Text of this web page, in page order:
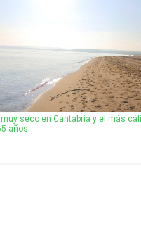
seco en Cantabria y el más
años